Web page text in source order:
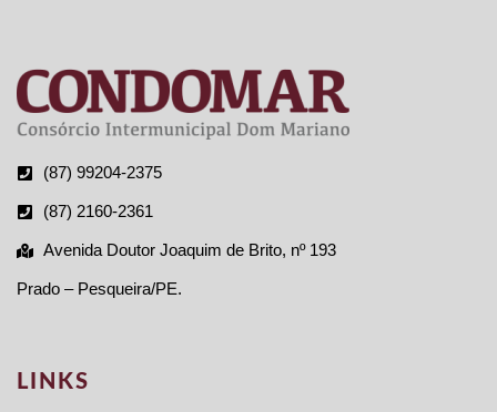
(87) 99204-2375
(87) 2160-2361
Avenida Doutor Joaquim de Brito, nº 193
Prado – Pesqueira/PE.
LINKS